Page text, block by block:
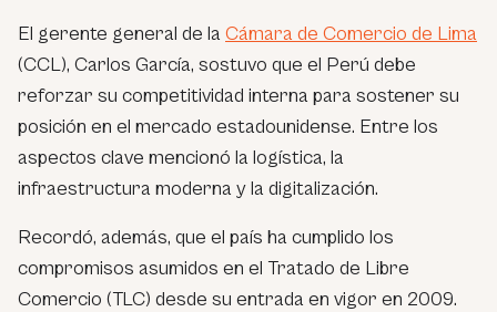
El gerente general de la Cámara de Comercio de Lima
(CCL), Carlos García, sostuvo que el Perú debe
reforzar su competitividad interna para sostener su
posición en el mercado estadounidense. Entre los
aspectos clave mencionó la logística, la
infraestructura moderna y la digitalización.
Recordó, además, que el país ha cumplido los
compromisos asumidos en el Tratado de Libre
Comercio (TLC) desde su entrada en vigor en 2009.